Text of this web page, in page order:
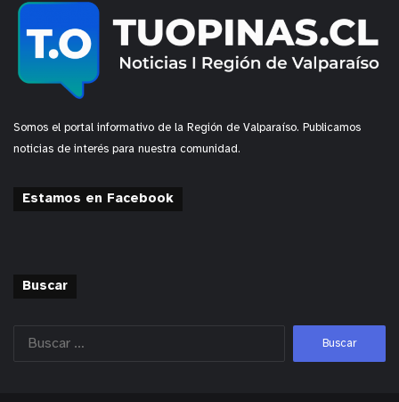
Somos el portal informativo de la Región de Valparaíso. Publicamos
noticias de interés para nuestra comunidad.
Estamos en Facebook
Buscar